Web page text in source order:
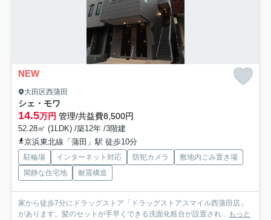
NEW
大田区西蒲田
シェ・モワ
14.5万円 管理/共益費8,500円
52.28㎡ (1LDK) /築12年 /3階建
京浜東北線「蒲田」駅 徒歩10分
駐輪場 インターネット対応 防犯カメラ
敷地内ごみ置き場
閑静な住宅地
耐震構造
家から徒歩7分にドラッグストア「ドラッグストアスマイル西蒲田店」
があります。髪のセットが手早くできる洗面化粧台が設置され... もっと